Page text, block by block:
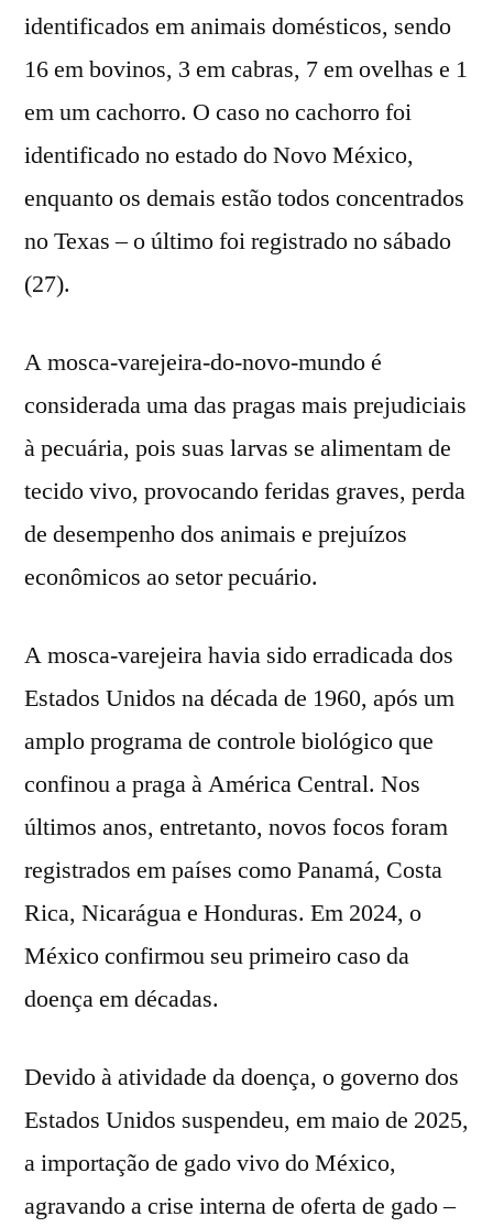
identificados em animais domésticos, sendo
16 em bovinos, 3 em cabras, 7 em ovelhas e 1
em um cachorro. O caso no cachorro foi
identificado no estado do Novo México,
enquanto os demais estão todos concentrados
no Texas – o último foi registrado no sábado
(27).
A mosca-varejeira-do-novo-mundo é
considerada uma das pragas mais prejudiciais
à pecuária, pois suas larvas se alimentam de
tecido vivo, provocando feridas graves, perda
de desempenho dos animais e prejuízos
econômicos ao setor pecuário.
A mosca-varejeira havia sido erradicada dos
Estados Unidos na década de 1960, após um
amplo programa de controle biológico que
confinou a praga à América Central. Nos
últimos anos, entretanto, novos focos foram
registrados em países como Panamá, Costa
Rica, Nicarágua e Honduras. Em 2024, o
México confirmou seu primeiro caso da
doença em décadas.
Devido à atividade da doença, o governo dos
Estados Unidos suspendeu, em maio de 2025,
a importação de gado vivo do México,
agravando a crise interna de oferta de gado –